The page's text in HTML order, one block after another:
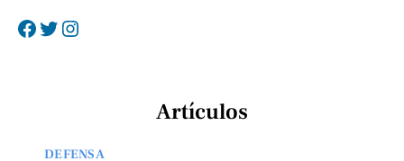
Facebook Twitter Instagram
Artículos
DEFENSA